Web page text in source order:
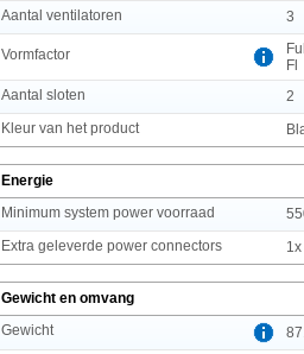
Aantal ventilatoren
3
Vormfactor
Fl
Aantal sloten
2
Kleur van het product
Energie
Minimum system power voorraad
Extra geleverde power connectors
Gewicht en omvang
Gewicht